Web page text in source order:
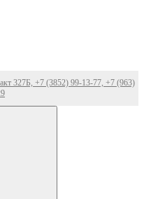
327Б, +7 (3852) 99-13-77, +7 (963)